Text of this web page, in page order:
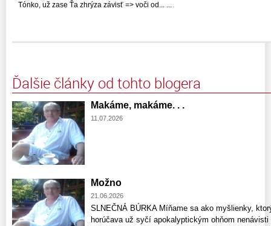
Tónko, už zase Ťa zhrýza závisť => voči od... ...
Ďalšie články od tohto blogera
Makáme, makáme. . .
11.07.2026
Možno
21.06.2026
SLNEČNÁ BÚRKA Míňame sa ako myšlienky,
horúčava už syčí apokalyptickým ohňom